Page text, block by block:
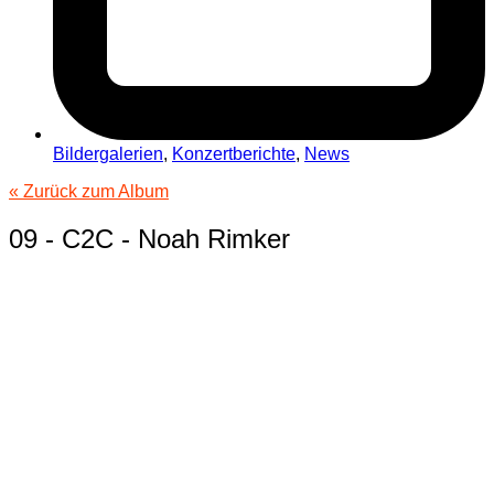
Bildergalerien, Konzertberichte, News
« Zurück zum Album
09 - C2C - Noah Rimker